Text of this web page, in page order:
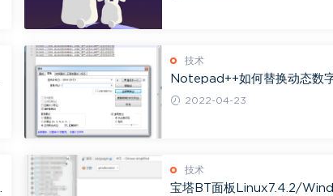
技术
Notepad++如何替换动态数
变量？
2022-04-23
技术
宝塔BT面板Linux7.4.2/